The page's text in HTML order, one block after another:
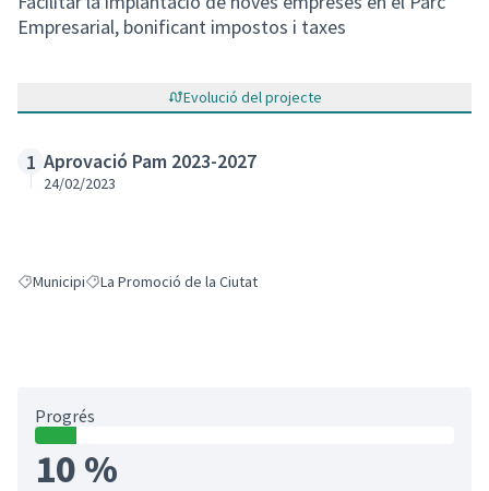
Empresarial, bonificant impostos i taxes
Evolució del projecte
1 Aprovació Pam 2023-2027
24/02/2023
Resultats en filtrar per: Municipi
MunicipiResultats en filtrar per: La Promoció de la Ciutat
La Promoció de la Ciutat
Progrés
10 %